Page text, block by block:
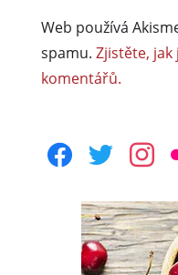
Web používá
spamu. Zjistěte, jak
komentářů.
facebooktwitter